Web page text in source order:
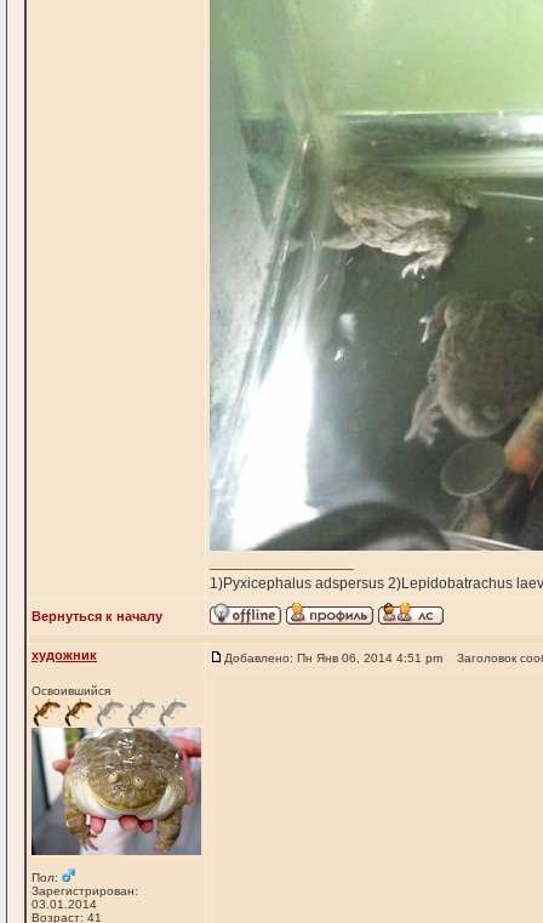
1)Pyxicephalus adspersus 2)Lepidobatrachus
Вернуться к началу
художник
Освоившийся
Пол:
Зарегистрирован:
03.01.2014
Возраст: 41
Добавлено: Пн Янв 06, 2014 4:51 pm Заголовок